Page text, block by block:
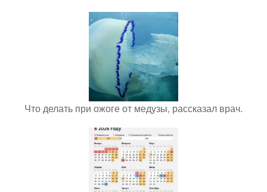
Что делать при ожоге от медузы, рассказал врач.